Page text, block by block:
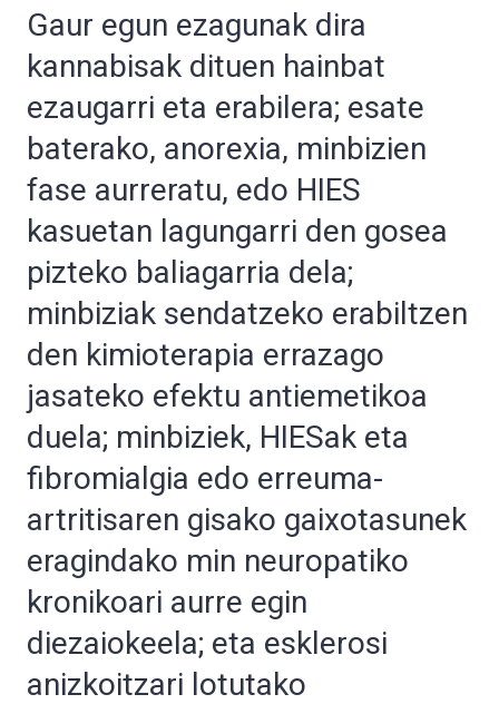
Gaur egun ezagunak dira
kannabisak dituen hainbat
ezaugarri eta erabilera; esate
baterako, anorexia, minbizien
fase aurreratu, edo HIES
kasuetan lagungarri den gosea
pizteko baliagarria dela;
minbiziak sendatzeko erabiltzen
den kimioterapia errazago
jasateko efektu antiemetikoa
duela; minbiziek, HIESak eta
fibromialgia edo erreuma-
artritisaren gisako gaixotasunek
eragindako min neuropatiko
kronikoari aurre egin
diezaiokeela; eta esklerosi
anizkoitzari lotutako